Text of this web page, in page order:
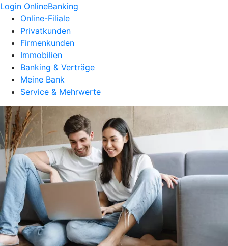
Login OnlineBanking
Online-Filiale
Privatkunden
Firmenkunden
Immobilien
Banking & Verträge
Meine Bank
Service & Mehrwerte